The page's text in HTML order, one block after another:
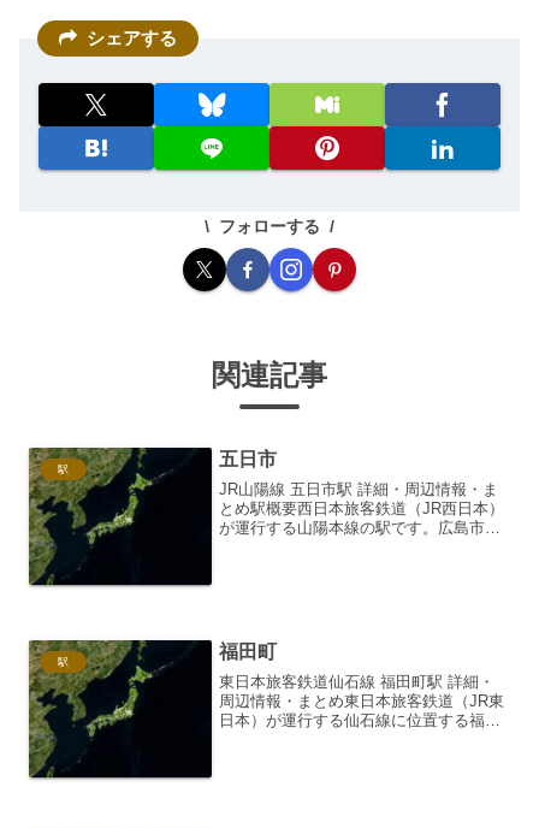
シェアする
フォローする
関連記事
駅 五日市
JR山陽線 五日市駅 詳細・周辺情報・ま
とめ駅概要西日本旅客鉄道（JR西日本）
が運行する山陽本線の駅です。広島市佐
駅 福田町
東日本旅客鉄道仙石線 福田町駅 詳細・
周辺情報・まとめ東日本旅客鉄道（JR東
日本）が運行する仙石線に位置する福田